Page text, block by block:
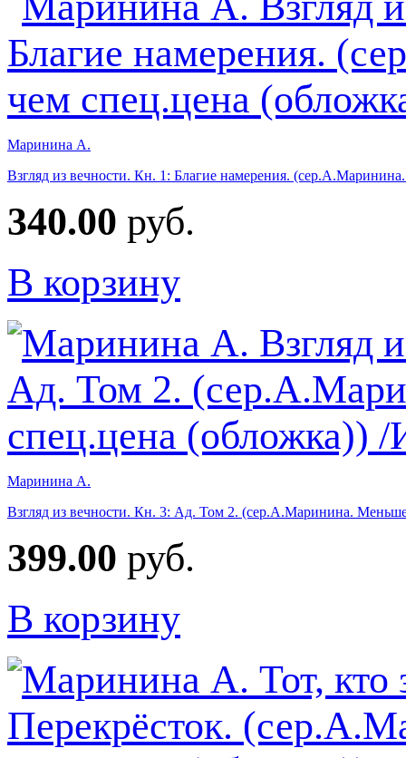
Маринина А.
Взгляд из вечности. Кн. 1: Благие намерения.
340.00 руб.
В корзину
Маринина А.
Взгляд из вечности. Кн. 3: Ад. Том 2. (сер.А.Маринина.
399.00 руб.
В корзину